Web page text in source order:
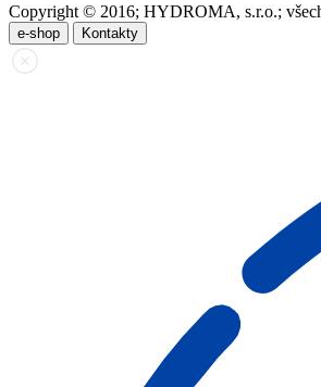
Copyright © 2016; HYDROMA, s.r.o.;
e-shop Kontakty